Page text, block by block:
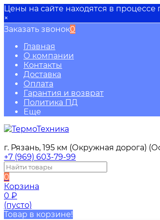
Цены на сайте находятся в
×
Заказать звонок0
Главная
О компании
Контакты
Доставка
Оплата
Гарантия и возврат
Политика ПД
Еще
г. Рязань, 195 км (Окружная дорога)
+7 (969) 603-79-99
0
Корзина
0 ₽
(пусто)
Товар в корзине!